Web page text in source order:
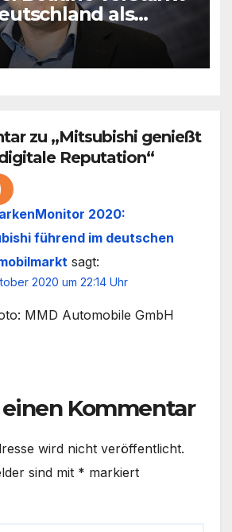
als
zu „Mitsubishi genießt
Reputation“
2020:
führend im deutschen
sagt:
2020 um 22:14 Uhr
MMD Automobile GmbH
Kommentar
wird nicht veröffentlicht.
sind mit * markiert